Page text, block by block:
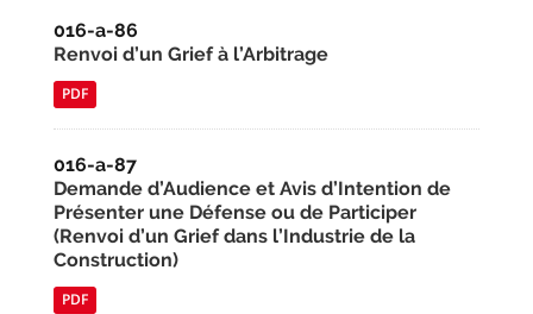
016-a-86
Renvoi d’un Grief à l’Arbitrage
PDF
016-a-87
Demande d’Audience et Avis d’Intention de
Présenter une Défense ou de Participer
(Renvoi d’un Grief dans l’Industrie de la
Construction)
PDF